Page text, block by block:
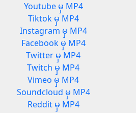
Youtube မှ MP4
Tiktok မှ MP4
Instagram မှ MP4
Facebook မှ MP4
Twitter မှ MP4
Twitch မှ MP4
Vimeo မှ MP4
Soundcloud မှ MP4
Reddit မှ MP4